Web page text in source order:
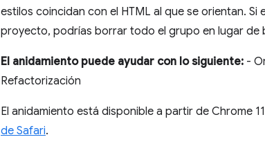
estilos coincidan con el HTML al que se orientan. Si
proyecto, podrías borrar todo el grupo en lugar de
El anidamiento puede ayudar con lo siguiente: -
Refactorización
El anidamiento está disponible a partir de Chrome
de Safari.